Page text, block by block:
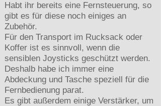
Habt ihr bereits eine Fernsteuerung, so
gibt es für diese noch einiges an
Zubehör.
Für den Transport im Rucksack oder
Koffer ist es sinnvoll, wenn die
sensiblen Joysticks geschützt werden.
Deshalb habe ich immer eine
Abdeckung und Tasche speziell für die
Fernbedienung parat.
Es gibt außerdem einige Verstärker, um